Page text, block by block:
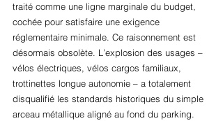
traité comme une ligne marginale du budget,
cochée pour satisfaire une exigence
réglementaire minimale. Ce raisonnement est
désormais obsolète. L’explosion des usages –
vélos électriques, vélos cargos familiaux,
trottinettes longue autonomie – a totalement
disqualifié les standards historiques du simple
arceau métallique aligné au fond du parking.